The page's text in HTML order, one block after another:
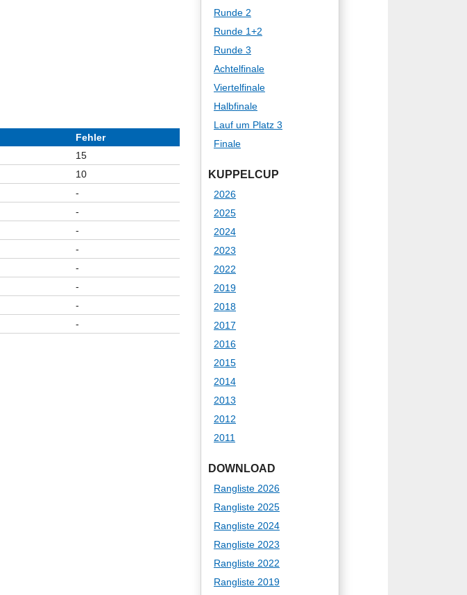
Fehler
15
10
-
-
-
-
-
-
-
-
Runde 2
Runde 1+2
Runde 3
Achtelfinale
Viertelfinale
Halbfinale
Lauf um Platz 3
Finale
KUPPELCUP
2026
2025
2024
2023
2022
2019
2018
2017
2016
2015
2014
2013
2012
2011
DOWNLOAD
Rangliste 2026
Rangliste 2025
Rangliste 2024
Rangliste 2023
Rangliste 2022
Rangliste 2019